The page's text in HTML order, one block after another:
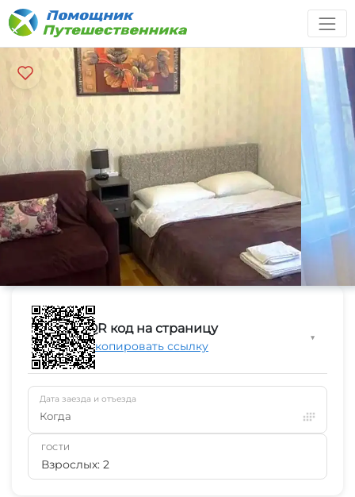
QR код на страницу
Скопировать ссылку
▼
Дата заезда и отъезда
Когда
ГОСТИ
Взрослых: 2